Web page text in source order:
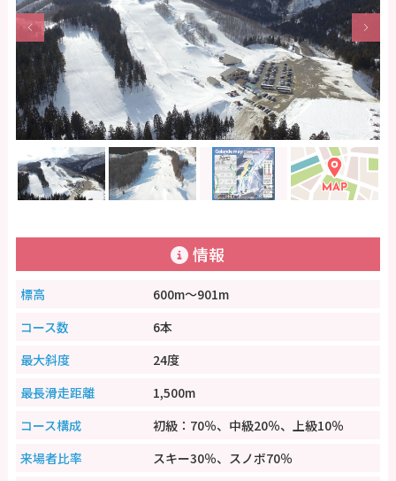
情報
標高
600m～901m
コース数
6本
最大斜度
24度
最長滑走距離
1,500m
コース構成
初級：70％、中級20％、上級10％
来場者比率
スキー30％、スノボ70％